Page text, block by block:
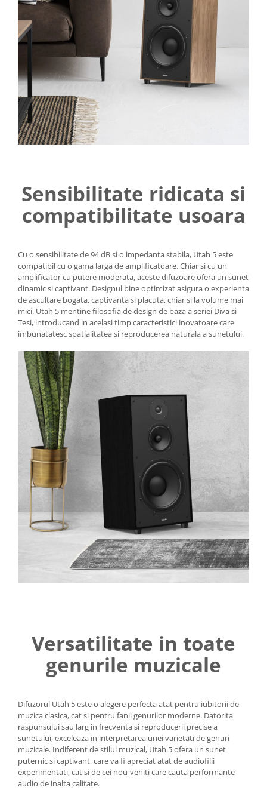
Sensibilitate ridicata si
compatibilitate usoara
Cu o sensibilitate de 94 dB si o impedanta stabila, Utah 5 este
compatibil cu o gama larga de amplificatoare. Chiar si cu un
amplificator cu putere moderata, aceste difuzoare ofera un sunet
dinamic si captivant. Designul bine optimizat asigura o experienta
de ascultare bogata, captivanta si placuta, chiar si la volume mai
mici. Utah 5 mentine filosofia de design de baza a seriei Diva si
Tesi, introducand in acelasi timp caracteristici inovatoare care
imbunatatesc spatialitatea si reproducerea naturala a sunetului.
Versatilitate in toate
genurile muzicale
Difuzorul Utah 5 este o alegere perfecta atat pentru iubitorii de
muzica clasica, cat si pentru fanii genurilor moderne. Datorita
raspunsului sau larg in frecventa si reproducerii precise a
sunetului, exceleaza in interpretarea unei varietati de genuri
muzicale. Indiferent de stilul muzical, Utah 5 ofera un sunet
puternic si captivant, care va fi apreciat atat de audiofilii
experimentati, cat si de cei nou-veniti care cauta performante
audio de inalta calitate.